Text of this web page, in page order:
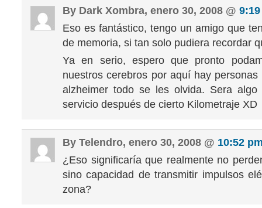
By Dark Xombra, enero 30, 2008 @
Eso es fantástico, tengo un amigo que
de memoria, si tan solo pudiera recordar
Ya en serio, espero que pronto
nuestros cerebros por aquí hay
alzheimer todo se les olvida. Sera
servicio después de cierto Kilometraje XD
By Telendro, enero 30, 2008 @ 10:52
¿Eso significaría que realmente no
sino capacidad de transmitir impulsos
zona?